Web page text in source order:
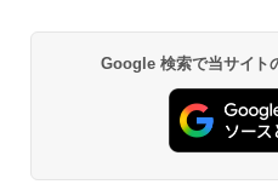
Google 検索で当サイト